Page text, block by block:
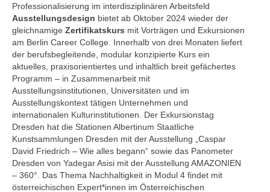
Professionalisierung im interdisziplinären Arbeitsfeld
Ausstellungsdesign bietet ab Oktober 2024 wieder der
gleichnamige Zertifikatskurs mit Vorträgen und Exkursionen
am Berlin Career College. Innerhalb von drei Monaten liefert
der berufsbegleitende, modular konzipierte Kurs ein
aktuelles, praxisorientiertes und inhaltlich breit gefächertes
Programm – in Zusammenarbeit mit
Ausstellungsinstitutionen, Universitäten und im
Ausstellungskontext tätigen Unternehmen und
internationalen Kulturinstitutionen. Der Exkursionstag
Dresden hat die Stationen Albertinum Staatliche
Kunstsammlungen Dresden mit der Ausstellung „Caspar
David Friedrich – Wie alles begann“ sowie das Panometer
Dresden von Yadegar Asisi mit der Ausstellung AMAZONIEN
– 360°. Das Thema Nachhaltigkeit in Modul 4 findet mit
österreichischen Expert*innen im Österreichischen